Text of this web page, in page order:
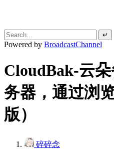
↵
Powered by BroadcastChannel
CloudBak-云
务器，通过浏
版）
碎碎念